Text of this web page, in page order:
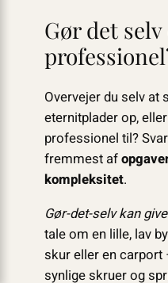
Gør det
Overvejer du selv at
eternitplader op,
professionel til?
fremmest af
kompleksitet.
Gør-det-selv kan
tale om en lille, lav
skur eller en
synlige skruer og